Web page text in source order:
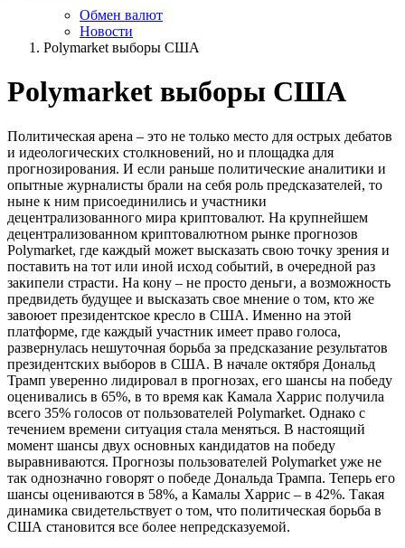
Обмен валют
Новости
Polymarket выборы США
Polymarket выборы США
Политическая арена – это не только место для острых дебатов
и идеологических столкновений, но и площадка для
прогнозирования. И если раньше политические аналитики и
опытные журналисты брали на себя роль предсказателей, то
ныне к ним присоединились и участники
децентрализованного мира криптовалют. На крупнейшем
децентрализованном криптовалютном рынке прогнозов
Polymarket, где каждый может высказать свою точку зрения и
поставить на тот или иной исход событий, в очередной раз
закипели страсти. На кону – не просто деньги, а возможность
предвидеть будущее и высказать свое мнение о том, кто же
завоюет президентское кресло в США. Именно на этой
платформе, где каждый участник имеет право голоса,
развернулась нешуточная борьба за предсказание результатов
президентских выборов в США. В начале октября Дональд
Трамп уверенно лидировал в прогнозах, его шансы на победу
оценивались в 65%, в то время как Камала Харрис получила
всего 35% голосов от пользователей Polymarket. Однако с
течением времени ситуация стала меняться. В настоящий
момент шансы двух основных кандидатов на победу
выравниваются. Прогнозы пользователей Polymarket уже не
так однозначно говорят о победе Дональда Трампа. Теперь его
шансы оцениваются в 58%, а Камалы Харрис – в 42%. Такая
динамика свидетельствует о том, что политическая борьба в
США становится все более непредсказуемой.